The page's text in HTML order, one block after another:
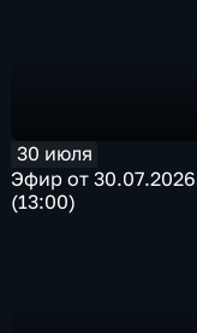
30 июля
Эфир от 30.07.2026
(13:00)